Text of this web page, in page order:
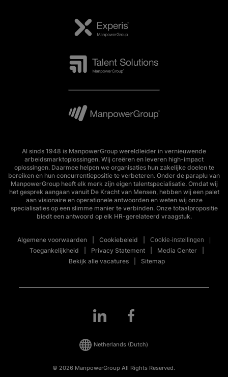
Al sinds 1948 is ManpowerGroup wereldleider in vernieuwende
arbeidsmarktoplossingen. Wij creëren en leveren high-impact
oplossingen. Daarmee helpen we organisaties hun zakelijke doelen te
bereiken en hun concurrentiepositie te verbeteren. Onder de paraplu van
ManpowerGroup heeft elk merk zijn eigen talentspecialisatie. Omdat wij
het gesprek aangaan vanuit De Kracht van Mensen, hebben wij een palet
aan visionaire en operationele antwoorden en weten wij onze
specialisaties op een slimme manier te verbinden. Onze totaalpropositie
biedt een antwoord op elk HR-gerelateerd vraagstuk.
Algemene voorwaarden Cookiebeleid Cookie-instellingen
Toegankelijkheid Privacy Statement
Media Center
Bekijk alle vacatures
Sitemap
© 2026 ManpowerGroup All Rights Reserved.
Netherlands (Dutch)